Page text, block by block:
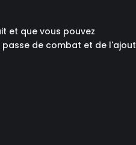
et que vous pouvez
de combat et de l'ajout